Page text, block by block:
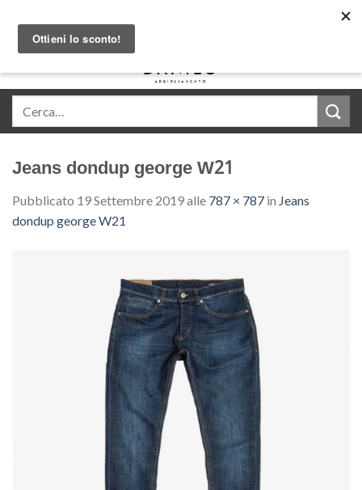
content
Jeans dondup george W21
Pubblicato 19 Settembre 2019alle 787 × 787 in Jeans
dondup george W21